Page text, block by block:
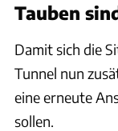
Tauben
Damit sich die
Tunnel nun
eine erneute
sollen.